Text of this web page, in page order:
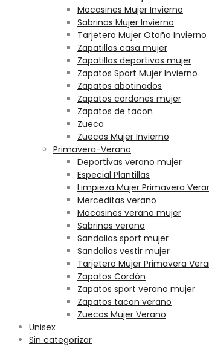
Mocasines Mujer Invierno
Sabrinas Mujer Invierno
Tarjetero Mujer Otoño Invierno
Zapatillas casa mujer
Zapatillas deportivas mujer
Zapatos Sport Mujer Invierno
Zapatos abotinados
Zapatos cordones mujer
Zapatos de tacon
Zueco
Zuecos Mujer Invierno
Primavera-Verano
Deportivas verano mujer
Especial Plantillas
Limpieza Mujer Primavera
Merceditas verano
Mocasines verano mujer
Sabrinas verano
Sandalias sport mujer
Sandalias vestir mujer
Tarjetero Mujer Primavera
Zapatos Cordón
Zapatos sport verano mujer
Zapatos tacon verano
Zuecos Mujer Verano
Unisex
Sin categorizar